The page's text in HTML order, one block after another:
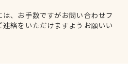
、お手数ですがお問い合わせフ
絡をいただけますようお願いい